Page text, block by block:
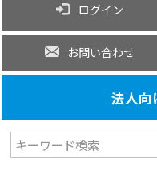
ログイン
お問い合わせ
法人向